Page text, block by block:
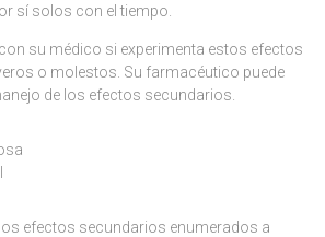
sí solos con el tiempo.
su médico si experimenta estos efectos
o molestos. Su farmacéutico puede
de los efectos secundarios.
efectos secundarios enumerados a